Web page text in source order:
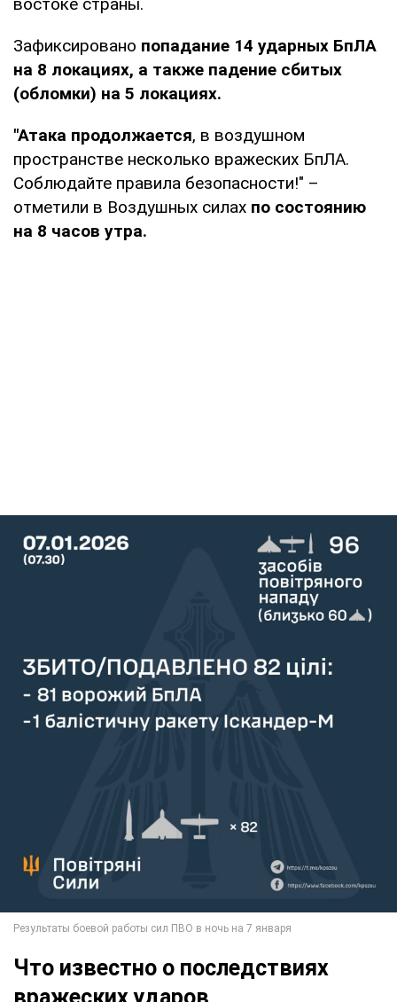
Зафиксировано попадание 14 ударных БпЛА
на 8 локациях, а также падение сбитых
(обломки) на 5 локациях.
"Атака продолжается, в воздушном
пространстве несколько вражеских БпЛА.
Соблюдайте правила безопасности!" –
отметили в Воздушных силах по состоянию
на 8 часов утра.
Что известно о последствиях
вражеских ударов